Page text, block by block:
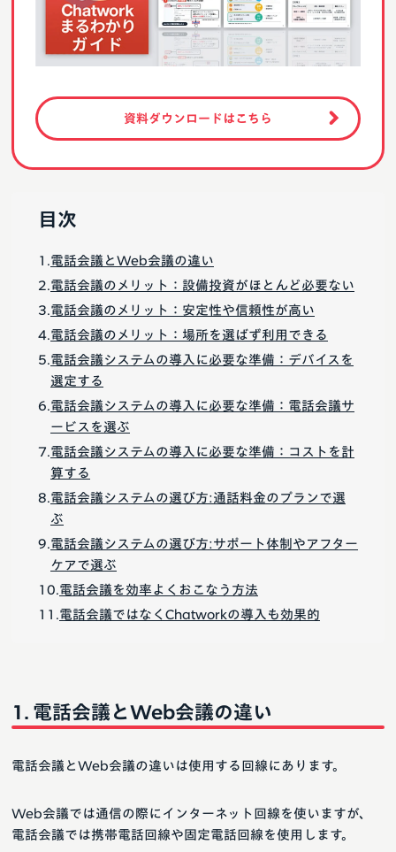
資料ダウンロードはこちら
目次
電話会議とWeb会議の違い
電話会議のメリット：設備投資がほとんど必要ない
電話会議のメリット：安定性や信頼性が高い
電話会議のメリット：場所を選ばず利用できる
電話会議システムの導入に必要な準備：デバイスを
選定する
電話会議システムの導入に必要な準備：電話会議サ
ービスを選ぶ
電話会議システムの導入に必要な準備：コストを計
算する
電話会議システムの選び方:通話料金のプランで選
ぶ
電話会議システムの選び方:サポート体制やアフター
ケアで選ぶ
電話会議を効率よくおこなう方法
電話会議ではなくChatworkの導入も効果的
電話会議とWeb会議の違い
電話会議とWeb会議の違いは使用する回線にあります。
Web会議では通信の際にインターネット回線を使いますが、
電話会議では携帯電話回線や固定電話回線を使用します。